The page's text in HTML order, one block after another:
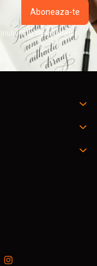
Afla mai multe in